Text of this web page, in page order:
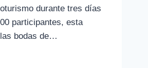
durante tres días
participantes, esta
bodas de…